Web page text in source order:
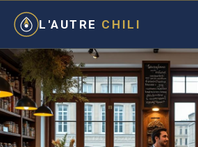
L'AUTRE CHILI